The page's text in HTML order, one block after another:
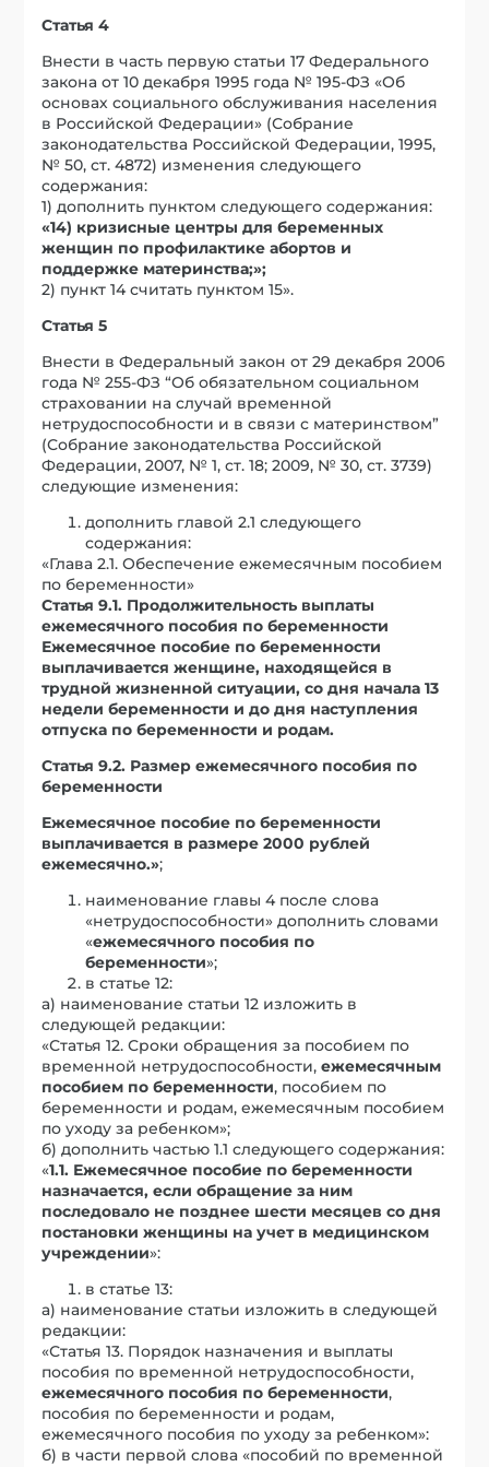
Статья 4
Внести в часть первую статьи 17 Федерального
закона от 10 декабря 1995 года № 195-ФЗ «Об
основах социального обслуживания населения
в Российской Федерации» (Собрание
законодательства Российской Федерации, 1995,
№ 50, ст. 4872) изменения следующего
содержания:
1) дополнить пунктом следующего содержания:
«14) кризисные центры для беременных
женщин по профилактике абортов и
поддержке материнства;»;
2) пункт 14 считать пунктом 15».
Статья 5
Внести в Федеральный закон от 29 декабря 2006
года № 255-ФЗ “Об обязательном социальном
страховании на случай временной
нетрудоспособности и в связи с материнством”
(Собрание законодательства Российской
Федерации, 2007, № 1, ст. 18; 2009, № 30, ст. 3739)
следующие изменения:
дополнить главой 2.1 следующего
содержания:
«Глава 2.1. Обеспечение ежемесячным пособием
по беременности»
Статья 9.1. Продолжительность выплаты
ежемесячного пособия по беременности
Ежемесячное пособие по беременности
выплачивается женщине, находящейся в
трудной жизненной ситуации, со дня начала 13
недели беременности и до дня наступления
отпуска по беременности и родам.
Статья 9.2. Размер ежемесячного пособия по
беременности
Ежемесячное пособие по беременности
выплачивается в размере 2000 рублей
ежемесячно.»;
наименование главы 4 после слова
«нетрудоспособности» дополнить словами
«ежемесячного пособия по
беременности»;
в статье 12:
а) наименование статьи 12 изложить в
следующей редакции:
«Статья 12. Сроки обращения за пособием по
временной нетрудоспособности,ежемесячным
пособием по беременности, пособием по
беременности и родам, ежемесячным пособием
по уходу за ребенком»;
б) дополнить частью 1.1 следующего содержания:
«1.1. Ежемесячное пособие по беременности
назначается, если обращение за ним
последовало не позднее шести месяцев со дня
постановки женщины на учет в медицинском
учреждении»:
в статье 13:
а) наименование статьи изложить в следующей
редакции:
«Статья 13. Порядок назначения и выплаты
пособия по временной нетрудоспособности,
ежемесячного пособия по беременности,
пособия по беременности и родам,
ежемесячного пособия по уходу за ребенком»:
б) в части первой слова «пособий по временной